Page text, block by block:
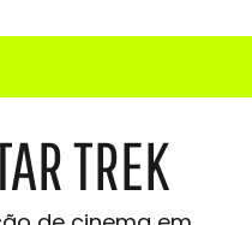
TREK